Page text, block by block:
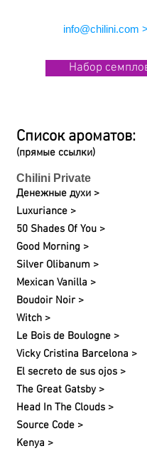
info@chilini.com >
Набор
Список ароматов:
(прямые ссылки)
Chilini Private
Денежные духи >
Luxuriance >
50 Shades Of You >
Good Morning >
Silver Olibanum >
Mexican Vanilla >
Boudoir Noir >
Witch >
Le Bois de Boulogne >
Vicky Cristina Barcelona >
El secreto de sus ojos >
The Great Gatsby >
Head In The Clouds >
Source Code >
Kenya >